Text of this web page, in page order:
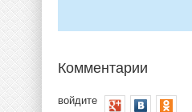
Комментарии
войдите